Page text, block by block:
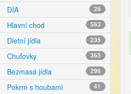
DIA 26
Hlavní chod 563
Dietní jídla 235
Chuťovky 365
Bezmasá jídla 296
Pokrm s houbami 41